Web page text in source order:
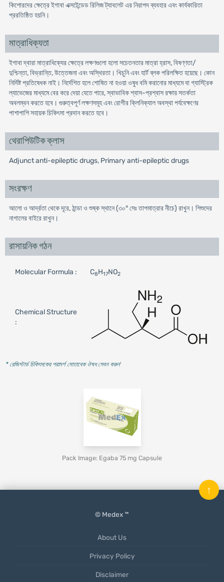
কিশোরদের ক্ষেত্রে ইগাবা এক্সটেন্ডেড রিলিজ ট্যাবলেট এর নিরাপদ ব্যবহার এবং কার্যকারিতা
প্ররতিষ্ঠিত হয়নি।
মাত্রাধিক্যতা
ইগাবা দ্বারা মাত্রাধিক্যের ক্ষেত্রে লক্ষণগুলো হলো সচেতনতার মাত্রা হ্রাস, বিষণ্ণতা/
দুশ্চিন্তা, বিভ্রান্তি, উত্তেজনা এবং অস্থিরতা। খিচুনি এবং হার্ট ব্লক পরিলক্ষিত হয়েছে। কোন
নির্দিষ্ট প্রতিষেধক নাই। নির্দেশিত হলে শোষিত না হওয়া ওষুধ বমি করানোর মাধ্যমে বা গ্যাস্ট্রিক
ল্যাভেজের মাধ্যমে বের করে দেয়া যেতে পারে, স্বাভাবিক শ্বাস-প্রশ্বাস রক্ষায় সতর্কতা
অবলম্বন করতে হবে। গুরুত্বপূর্ণ লক্ষণসমূহ এবং রোগীর ক্লিনিক্যাল অবস্থা পর্যবেক্ষণের
পাশাপাশি সহায়ক চিকিৎসা প্রদান করতে হবে।
থেরাপিউটিক ক্লাস
Adjunct anti-epileptic drugs, Primary anti-epileptic drugs
সংরক্ষণ
আলো ও আর্দ্রতা থেকে দূরে, ঠান্ডা ও শুষ্ক স্থানে (৩০° সেঃ তাপমাত্রার নীচে) রাখুন। শিশুদের
নাগালের বাইরে রাখুন।
রাসায়নিক গঠন
Molecular Formula : C8H17NO2
Chemical Structure
:
* রেজিস্টার্ড চিকিৎসকের পরামর্শ মোতাবেক ঔষধ সেবন করুন'
Pack Image: Egaba 75 mg Capsule
© Medex ™
About Us
Privacy Policy
Disclaimer
↑